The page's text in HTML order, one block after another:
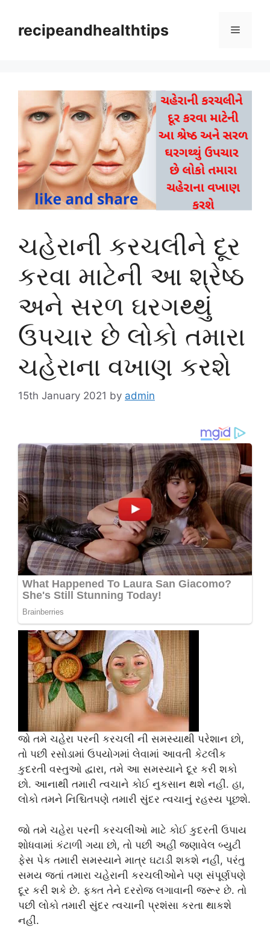
contentrecipeandhealthtips Menu
ચહેરાની કરચલીને દૂર
કરવા માટેની આ શ્રેષ્ઠ
અને સરળ ઘરગથ્થું
ઉપચાર છે લોકો તમારા
ચહેરાના વખાણ કરશે
15th January 2021 by admin
જો તમે ચહેરા પરની કરચલી ની સમસ્યાથી પરેશાન છો,
તો પછી રસોડામાં ઉપયોગમાં લેવામાં આવતી કેટલીક
કુદરતી વસ્તુઓ દ્વારા, તમે આ સમસ્યાને દૂર કરી શકો
છો. આનાથી તમારી ત્વચાને કોઈ નુકસાન થશે નહીં. હા,
લોકો તમને નિશ્ચિતપણે તમારી સુંદર ત્વચાનું રહસ્ય પૂછશે.
જો તમે ચહેરા પરની કરચલીઓ માટે કોઈ કુદરતી ઉપાય
શોધવામાં કંટાળી ગયા છો, તો પછી અહીં જણાવેલ બ્યુટી
ફેસ પેક તમારી સમસ્યાને માત્ર ઘટાડી શકશે નહીં, પરંતુ
સમય જતાં તમારા ચહેરાની કરચલીઓને પણ સંપૂર્ણપણે
દૂર કરી શકે છે. ફક્ત તેને દરરોજ લગાવાની જરૂર છે. તો
પછી લોકો તમારી સુંદર ત્વચાની પ્રશંસા કરતા થાકશે
નહીં.